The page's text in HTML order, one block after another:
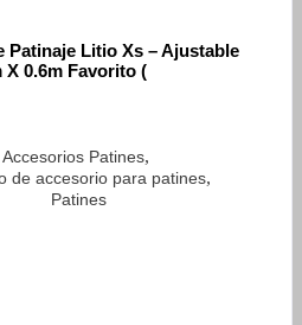
Patinaje Litio Xs – Ajustable
X 0.6m Favorito (
Accesorios Patines,
de accesorio para patines,
Patines